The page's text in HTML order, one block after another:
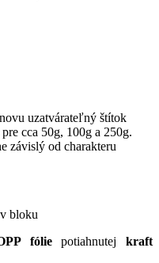
uzatvárateľný štítok
cca 50g, 100g a 250g.
závislý od charakteru
bloku
fóliepotiahnutejkraft